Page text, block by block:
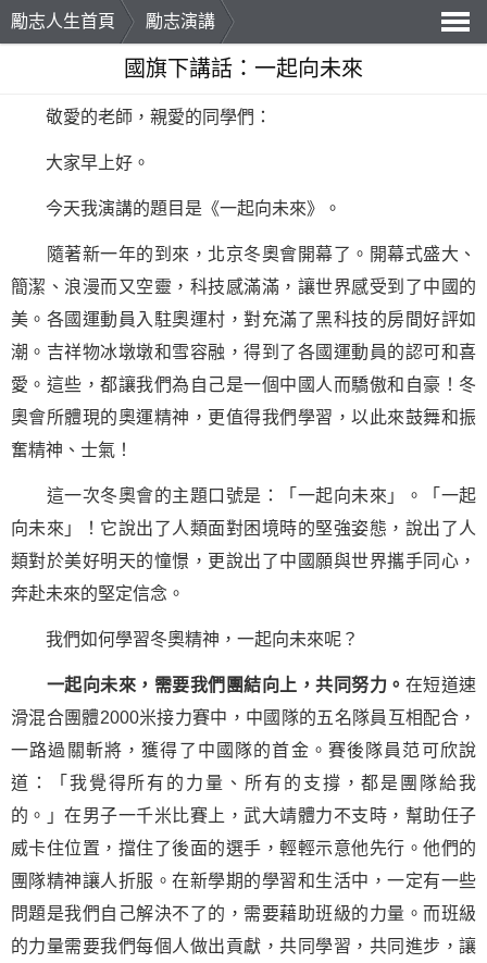
勵志人生首頁
勵志演講
導
國旗下講話：一起向未來
敬愛的老師，親愛的同學們：
大家早上好。
今天我演講的題目是《一起向未來》。
隨著新一年的到來，北京冬奧會開幕了。開幕式盛大、
簡潔、浪漫而又空靈，科技感滿滿，讓世界感受到了中國的
美。各國運動員入駐奧運村，對充滿了黑科技的房間好評如
潮。吉祥物冰墩墩和雪容融，得到了各國運動員的認可和喜
愛。這些，都讓我們為自己是一個中國人而驕傲和自豪！冬
奧會所體現的奧運精神，更值得我們學習 ，以此來鼓舞和振
奮精神、士氣！
這一次冬奧會的主題 口號是：「一起向未來」。「一起
向未來」！它說出了人類面對困境時的堅強姿態，說出了人
類對於美好明天的憧憬，更說出了中國願與世界攜手同心，
奔赴未來的堅定信念 。
我們如何學習冬奧精神，一起向未來呢？
一起向未來，需要我們團結向上，共同努力。 在短道速
滑混合團體2000米接力賽中，中國隊的五名隊員互相配合，
一路過關斬將，獲得了中國隊的首金。賽後隊員范可欣說
道：「我覺得所有的力量、所有的支撐，都是團隊給我
的。」在男子一千米比賽上，武大靖體力不支時，幫助任子
威卡住位置，擋住了後面的選手，輕輕示意他先行。他們的
團隊精神讓人折服。在新學期的學習和生活中，一定有一些
問題是我們自己解決不了的，需要藉助班級的力量。而班級
的力量需要我們每個人做出貢獻，共同學習，共同進步，讓